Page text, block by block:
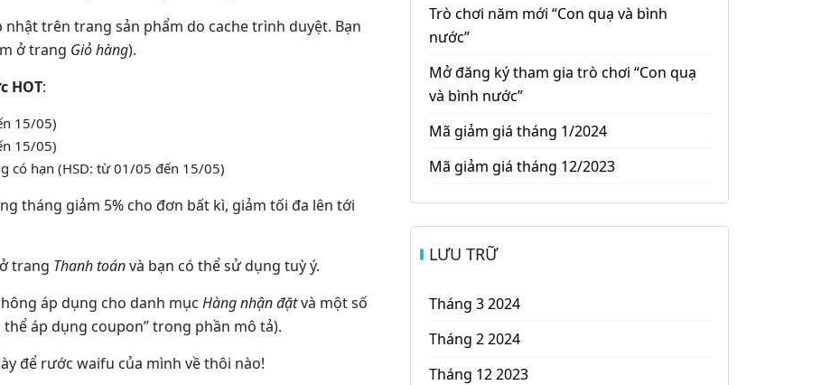
nhật trên trang sản phẩm do cache trình duyệt. Bạn
ở trang Giỏ hàng).
HOT:
15/05)
15/05)
có hạn (HSD: từ 01/05 đến 15/05)
tháng giảm 5% cho đơn bất kì, giảm tối đa lên tới
trang Thanh toánvà bạn có thể sử dụng tuỳ ý.
áp dụng cho danh mục Hàng nhận đặtvà một số
áp dụng coupon” trong phần mô tả).
để rước waifu của mình về thôi nào!
Trò chơi năm mới “Con quạ và bình
nước”
Mở đăng ký tham gia trò chơi “Con quạ
và bình nước”
Mã giảm giá tháng 1/2024
Mã giảm giá tháng 12/2023
LƯU TRỮ
Tháng 3 2024
Tháng 2 2024
Tháng 12 2023